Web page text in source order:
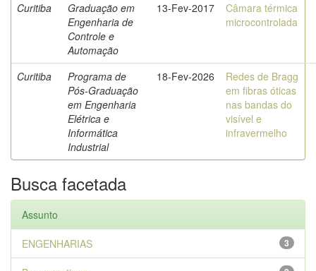
Curitiba
Graduação em
Engenharia de
Controle e
Automação
13-Fev-2017
Câmara térmica
microcontrolada
Curitiba
Programa de
Pós-Graduação
em Engenharia
Elétrica e
Informática
Industrial
18-Fev-2026
Redes de Bragg
em fibras óticas
nas bandas do
visível e
infravermelho
Busca facetada
Assunto
3
ENGENHARIAS